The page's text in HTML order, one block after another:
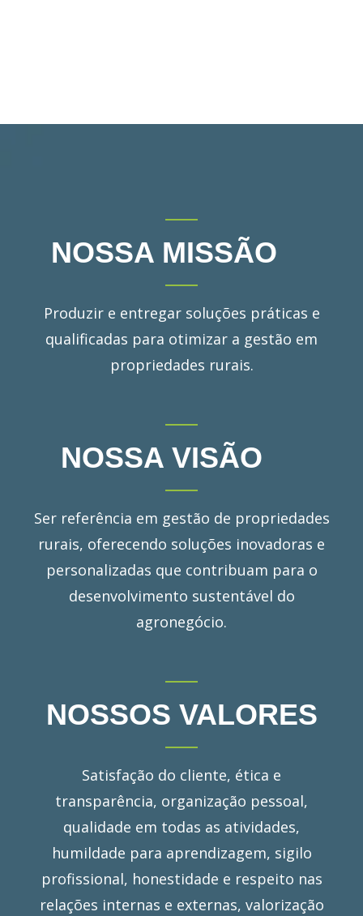
NOSSA MISSÃO
Produzir e entregar soluções práticas e
qualificadas para otimizar a gestão em
propriedades rurais.
NOSSA VISÃO
Ser referência em gestão de propriedades
rurais, oferecendo soluções inovadoras e
personalizadas que contribuam para o
desenvolvimento sustentável do
agronegócio.
NOSSOS VALORES
Satisfação do cliente, ética e
transparência, organização pessoal,
qualidade em todas as atividades,
humildade para aprendizagem, sigilo
profissional, honestidade e respeito nas
relações internas e externas, valorização